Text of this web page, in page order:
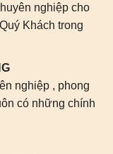
nghiệp cho
Khách trong
nghiệp , phong
có những chính